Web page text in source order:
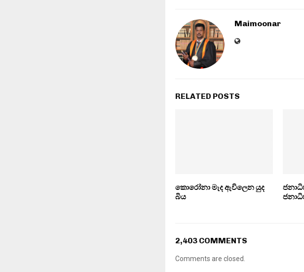
Maimoonar
RELATED POSTS
කොරෝනා මැද ඇවිලෙන යුද
බිය
2,403 COMMENTS
Comments are closed.